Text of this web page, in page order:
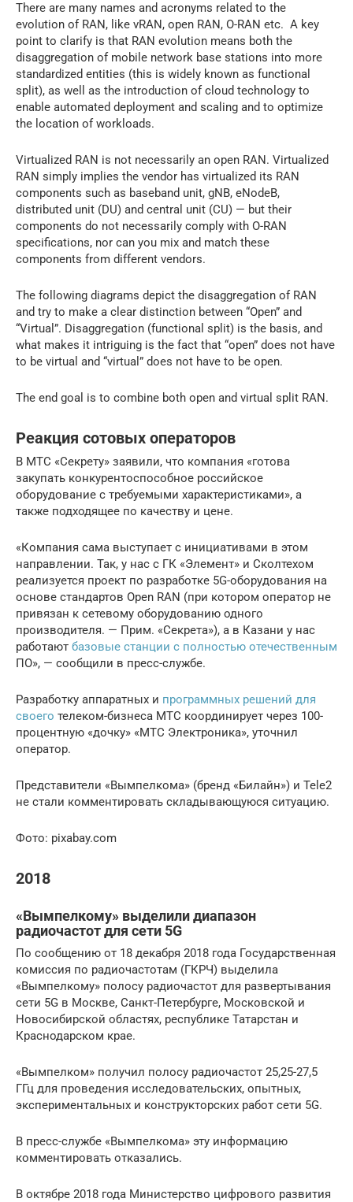
There are many names and acronyms related to the
evolution of RAN, like vRAN, open RAN, O-RAN etc. A key
point to clarify is that RAN evolution means both the
disaggregation of mobile network base stations into more
standardized entities (this is widely known as functional
split), as well as the introduction of cloud technology to
enable automated deployment and scaling and to optimize
the location of workloads.
Virtualized RAN is not necessarily an open RAN. Virtualized
RAN simply implies the vendor has virtualized its RAN
components such as baseband unit, gNB, eNodeB,
distributed unit (DU) and central unit (CU) — but their
components do not necessarily comply with O-RAN
specifications, nor can you mix and match these
components from different vendors.
The following diagrams depict the disaggregation of RAN
and try to make a clear distinction between “Open” and
“Virtual”. Disaggregation (functional split) is the basis, and
what makes it intriguing is the fact that “open” does not have
to be virtual and “virtual” does not have to be open.
The end goal is to combine both open and virtual split RAN.
Реакция сотовых операторов
В МТС «Секрету» заявили, что компания «готова
закупать конкурентоспособное российское
оборудование с требуемыми характеристиками», а
также подходящее по качеству и цене.
«Компания сама выступает с инициативами в этом
направлении. Так, у нас с ГК «Элемент» и Сколтехом
реализуется проект по разработке 5G-оборудования на
основе стандартов Open RAN (при котором оператор не
привязан к сетевому оборудованию одного
производителя. — Прим. «Секрета»), а в Казани у нас
работают базовые станции с полностью отечественным
ПО», — сообщили в пресс-службе.
Разработку аппаратных и программных решений для
своего телеком-бизнеса МТС координирует через 100-
процентную «дочку» «МТС Электроника», уточнил
оператор.
Представители «Вымпелкома» (бренд «Билайн») и Tele2
не стали комментировать складывающуюся ситуацию.
Фото: pixabay.com
2018
«Вымпелкому» выделили диапазон
радиочастот для сети 5G
По сообщению от 18 декабря 2018 года Государственная
комиссия по радиочастотам (ГКРЧ) выделила
«Вымпелкому» полосу радиочастот для развертывания
сети 5G в Москве, Санкт-Петербурге, Московской и
Новосибирской областях, республике Татарстан и
Краснодарском крае.
«Вымпелком» получил полосу радиочастот 25,25-27,5
ГГц для проведения исследовательских, опытных,
экспериментальных и конструкторских работ сети 5G.
В пресс-службе «Вымпелкома» эту информацию
комментировать отказались.
В октябре 2018 года Министерство цифрового развития